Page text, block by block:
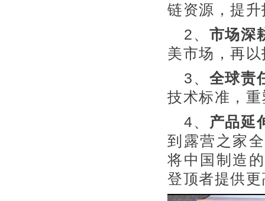
链资源，提
2、 市场深
美市场，再
3、 全球责
技术标准，重
4、 产品延
到露营之家
将中国制造
登顶者提供